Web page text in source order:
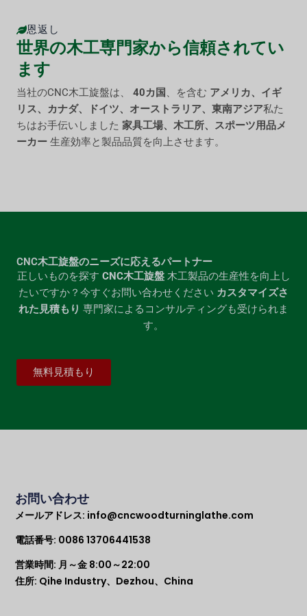
恩返し
世界の木工専門家から信頼されてい
ます
当社のCNC木工旋盤は、 40カ国 、を含む アメリカ、イギ
リス、カナダ、ドイツ、オーストラリア、東南アジア私た
ちはお手伝いしました 家具工場、木工所、スポーツ用品メ
ーカー 生産効率と製品品質を向上させます。
CNC木工旋盤のニーズに応えるパートナー
正しいものを探す CNC木工旋盤木工製品の生産性を向上し
たいですか？今すぐお問い合わせください カスタマイズさ
れた見積もり 専門家によるコンサルティングも受けられま
す。
無料見積もり
お問い合わせ
メールアドレス: info@cncwoodturninglathe.com
電話番号: 0086 13706441538
営業時間: 月～金 8:00～22:00
住所: Qihe Industry、Dezhou、China